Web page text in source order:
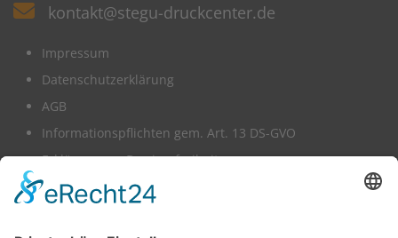
kontakt@stegu-druckcenter.de
Impressum
Datenschutzerklärung
AGB
Informationspflichten gem. Art. 13 DS-GVO
Erklärung zur Barrierefreiheit